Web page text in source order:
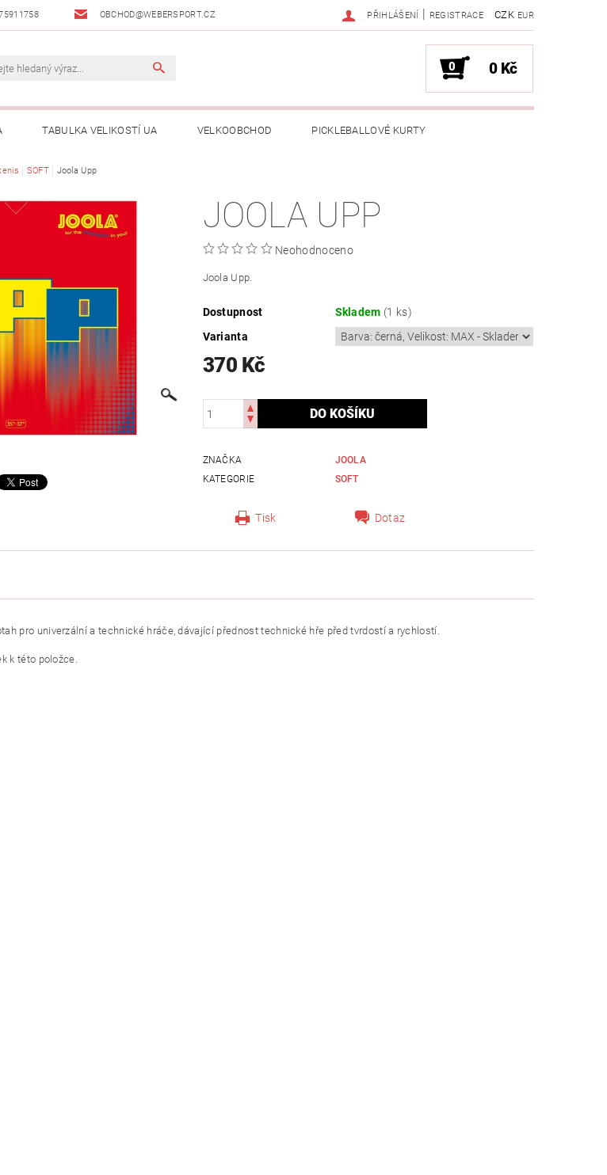
OBCHOD@WEBERSPORT.CZ CZK EUR
PŘIHLÁŠENÍ | REGISTRACE
0 0 Kč
TABULKA VELIKOSTÍ UA VELKOOBCHOD PICKLEBALLOVÉ KURTY
SOFT Joola Upp
JOOLA UPP
Neohodnoceno
Joola Upp.
Dostupnost Skladem (1 ks)
Varianta
370 Kč
ZNAČKA
JOOLA
KATEGORIE
SOFT
Tisk Dotaz
pro univerzální a technické hráče, dávající přednost technické hře před tvrdostí a rychlostí.
k této položce.